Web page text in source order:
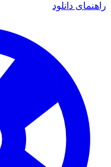
راهنمای دانلود